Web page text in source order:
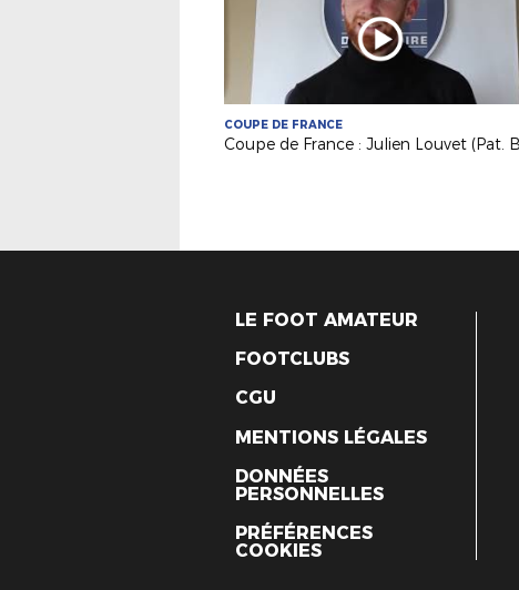
COUPE DE FRANCE
LE FOOT AMATEUR
FOOTCLUBS
CGU
MENTIONS LÉGALES
DONNÉES
PERSONNELLES
PRÉFÉRENCES
COOKIES